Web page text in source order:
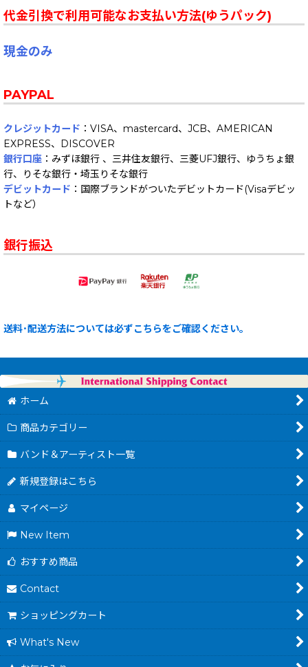
代金引換で利用可能なお支払い方法(ゆうパック)
現金のみ
PAYPAL
クレジットカード ：VISA、mastercard、JCB、AMERICAN
EXPRESS、DISCOVER
銀行口座 ：みずほ銀行 、三井住友銀行、三菱UFJ銀行、ゆうちょ銀
行、りそな銀行・埼玉りそな銀行
デビットカード ：国際ブランドがついたデビットカード(Visaデビッ
トなど）
銀行振込
送料･配送方法については必ずこちらをご確認ください。
ホーム
商品カテゴリー
バンド＆アーティスト一覧
新規登録はこちら
マイページ
New Item
おすすめ商品
Contact
ショッピングカート
What's New